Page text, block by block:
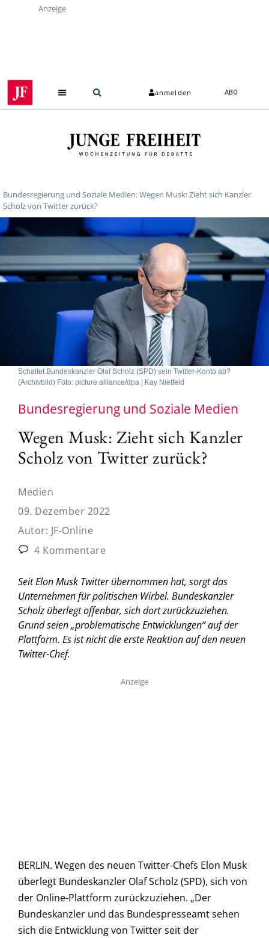
Anzeige
anmelden ABO
Bundesregierung und Soziale Medien: Wegen Musk: Zieht sich Kanzler
Scholz von Twitter zurück?
Schaltet Bundeskanzler Olaf Scholz (SPD) sein Twitter-Konto ab?
(Archivbild) Foto: picture alliance/dpa | Kay Nietfeld
Bundesregierung und Soziale Medien
Wegen Musk: Zieht sich Kanzler
Scholz von Twitter zurück?
Medien
09. Dezember 2022
Autor: JF-Online
4 Kommentare
Seit Elon Musk Twitter übernommen hat, sorgt das
Unternehmen für politischen Wirbel. Bundeskanzler
Scholz überlegt offenbar, sich dort zurückzuziehen.
Grund seien „problematische Entwicklungen“ auf der
Plattform. Es ist nicht die erste Reaktion auf den neuen
Twitter-Chef.
Anzeige
BERLIN. Wegen des neuen Twitter-Chefs Elon Musk
überlegt Bundeskanzler Olaf Scholz (SPD), sich von
der Online-Plattform zurückzuziehen. „Der
Bundeskanzler und das Bundespresseamt sehen
sich die Entwicklung von Twitter seit der